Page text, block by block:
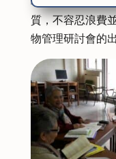
質，不容忍浪費
物管理研討會的